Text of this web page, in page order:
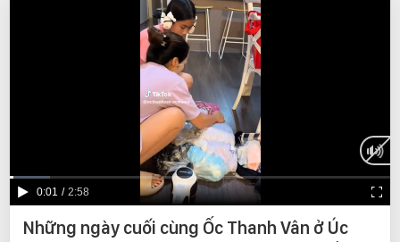
Current
Time
0:01 / Duration
2:58
Những ngày cuối cùng Ốc Thanh Vân ở Úc